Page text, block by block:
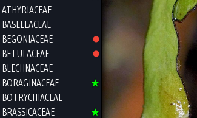
ATHYRIACEAE
BASELLACEAE
BEGONIACEAE
BETULACEAE
BLECHNACEAE
BORAGINACEAE
BOTRYCHIACEAE
BRASSICACEAE